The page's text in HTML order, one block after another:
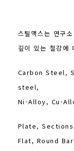
스틸맥스는 연구
깊이 있는 철강에
Carbon Steel,
steel,
Ni-Alloy, Cu-
Plate,
Flat, Round